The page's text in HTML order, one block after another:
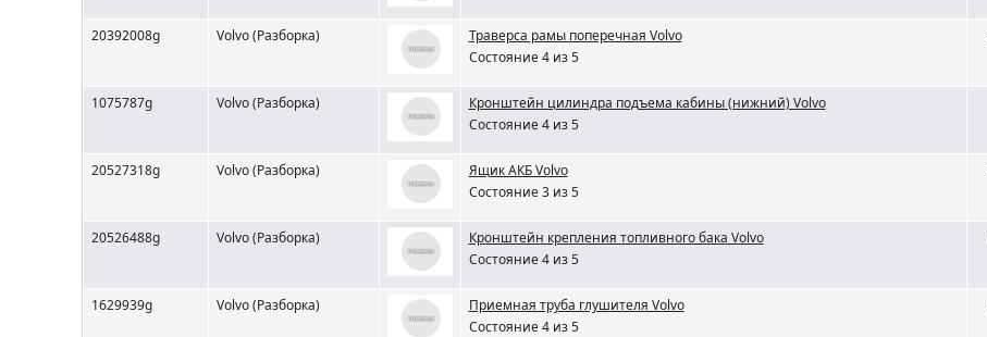
20392008g Volvo (Разборка)
Траверса рамы поперечная Volvo
Состояние 4 из 5
1075787g Volvo (Разборка)
Кронштейн цилиндра подъема кабины (нижний) Volvo
Состояние 4 из 5
20527318g Volvo (Разборка)
Ящик АКБ Volvo
Состояние 3 из 5
20526488g Volvo (Разборка)
Кронштейн крепления топливного бака Volvo
Состояние 4 из 5
1629939g Volvo (Разборка)
Приемная труба глушителя Volvo
Состояние 4 из 5